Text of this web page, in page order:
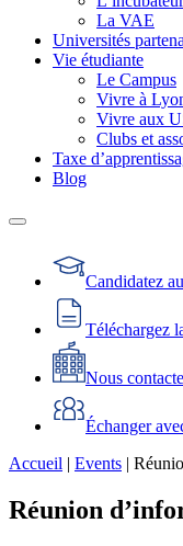
La VAE
Universités
Vie étudiante
Le Campus
Vivre à
Vivre aux
Clubs et
Taxe
Blog
Candidatez
Téléchargez
Nous
Échanger
Accueil | Events |
Réunion